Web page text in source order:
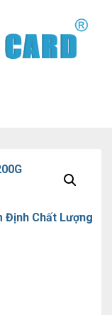
Định Chất Lượng